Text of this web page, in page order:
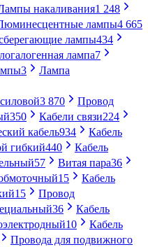
накаливания1 248
лампы4 665
лампы434
лампа7
3
Лампа
3 870
Провод
350 Кабели связи224
кабель934
Кабель
гибкий440
Кабель
57 Витая пара36
15
Кабель
15
Провод
36
Кабель
10
Кабель
Провода для подвижного